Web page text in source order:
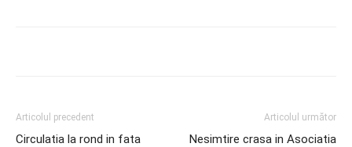
Articolul precedent
Circulatia la rond in fata
Articolul următor
Nesimtire crasa in Asociatia